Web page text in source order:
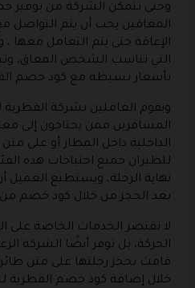
وحتى تتمكن الشركة من توفير
المعاقين يجب أن يتم التواصل
الإعاقة حتى يتم التعامل معها
التي تناسب الشخص المعاق،
بأسعار بسيطة مع كود خصم
ويقوم العاملين بشركة
المسافرين ممن يحتاجون إلى
الداخلية داخل المطار أو على متن
للطيران جميع احتياجات هذه
نهاية الرحلة، ويستطيع العميل
بعد الحجز من خلال كود خصم
لا تقتصر الخدمات الخاصة على
الحركة، بل توفر أيضًا الشركة
قامت بحجز رحلتها على متن
خلال إضافة كود خصم القطرية